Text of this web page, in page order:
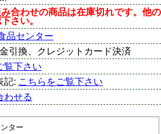
合わせの商品は在庫切れです。他の
さい。
品センター
引換、クレジットカード決済
覧下さい
記: こちらをご覧下さい
わせる
ター